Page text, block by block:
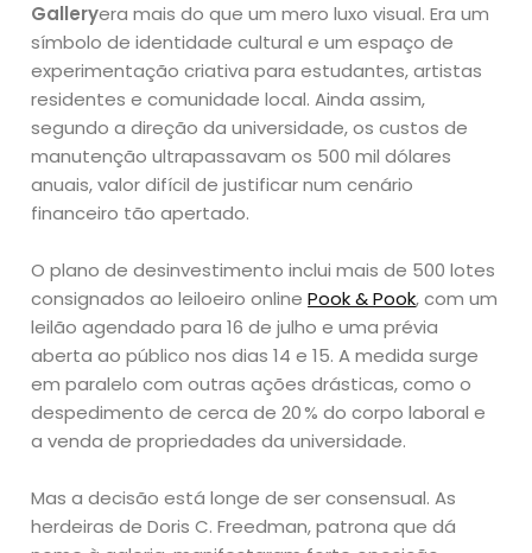
Galleryera mais do que um mero luxo visual. Era um
símbolo de identidade cultural e um espaço de
experimentação criativa para estudantes, artistas
residentes e comunidade local. Ainda assim,
segundo a direção da universidade, os custos de
manutenção ultrapassavam os 500 mil dólares
anuais, valor difícil de justificar num cenário
financeiro tão apertado.
O plano de desinvestimento inclui mais de 500 lotes
consignados ao leiloeiro onlinePook & Pook, com um
leilão agendado para 16 de julho e uma prévia
aberta ao público nos dias 14 e 15. A medida surge
em paralelo com outras ações drásticas, como o
despedimento de cerca de 20 % do corpo laboral e
a venda de propriedades da universidade.
Mas a decisão está longe de ser consensual. As
herdeiras de Doris C. Freedman, patrona que dá